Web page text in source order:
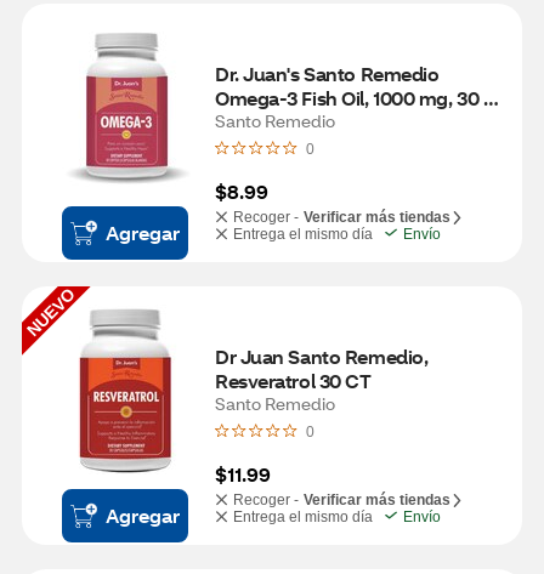
Agregar
Dr. Juan's Santo Remedio
Omega-3 Fish Oil, 1000 mg, 30
CT
Santo Remedio
0
$8.99
Recoger - Verificar más tiendas
Entrega el mismo día
Envío
NUEVO
Agregar
Dr Juan Santo Remedio,
Resveratrol 30 CT
Santo Remedio
0
$11.99
Recoger - Verificar más tiendas
Entrega el mismo día
Envío